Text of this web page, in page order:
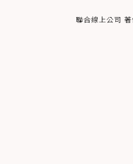
聯合線上公司